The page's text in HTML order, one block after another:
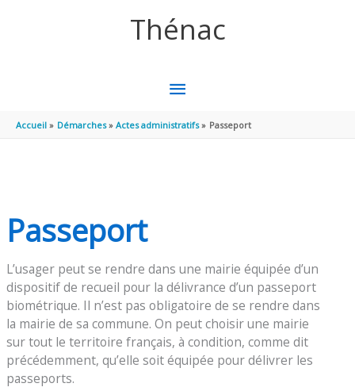
Thénac
MENU
PRINCIPAL
Accueil Démarches Actes administratifs Passeport
Passeport
L’usager peut se rendre dans une mairie équipée d’un
dispositif de recueil pour la délivrance d’un passeport
biométrique. Il n’est pas obligatoire de se rendre dans
la mairie de sa commune. On peut choisir une mairie
sur tout le territoire français, à condition, comme dit
précédemment, qu’elle soit équipée pour délivrer les
passeports.